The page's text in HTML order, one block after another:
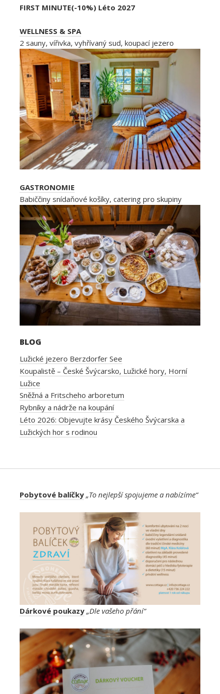
FIRST MINUTE(-10%) Léto 2027
WELLNESS & SPA
2 sauny, vířivka, vyhřívaný sud, koupací jezero
GASTRONOMIE
Babiččiny snídaňové košíky, catering pro skupiny
BLOG
Lužické jezero Berzdorfer See
Koupalistě – České Švýcarsko, Lužické hory, Horní
Lužice
Sněžná a Fritscheho arboretum
Rybníky a nádrže na koupání
Léto 2026: Objevujte krásy Českého Švýcarska a
Lužických hor s rodinou
Pobytové balíčky „To nejlepší spojujeme a nabízíme“
Dárkové poukazy „Dle vašeho přání“